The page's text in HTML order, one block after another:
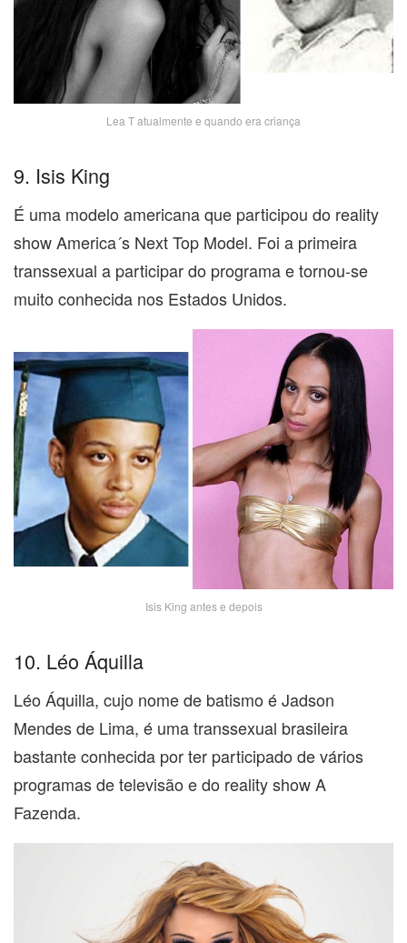
Lea T atualmente e quando era criança
9. Isis King
É uma modelo americana que participou do reality
show America´s Next Top Model. Foi a primeira
transsexual a participar do programa e tornou-se
muito conhecida nos Estados Unidos.
Isis King antes e depois
10. Léo Áquilla
Léo Áquilla, cujo nome de batismo é Jadson
Mendes de Lima, é uma transsexual brasileira
bastante conhecida por ter participado de vários
programas de televisão e do reality show A
Fazenda.